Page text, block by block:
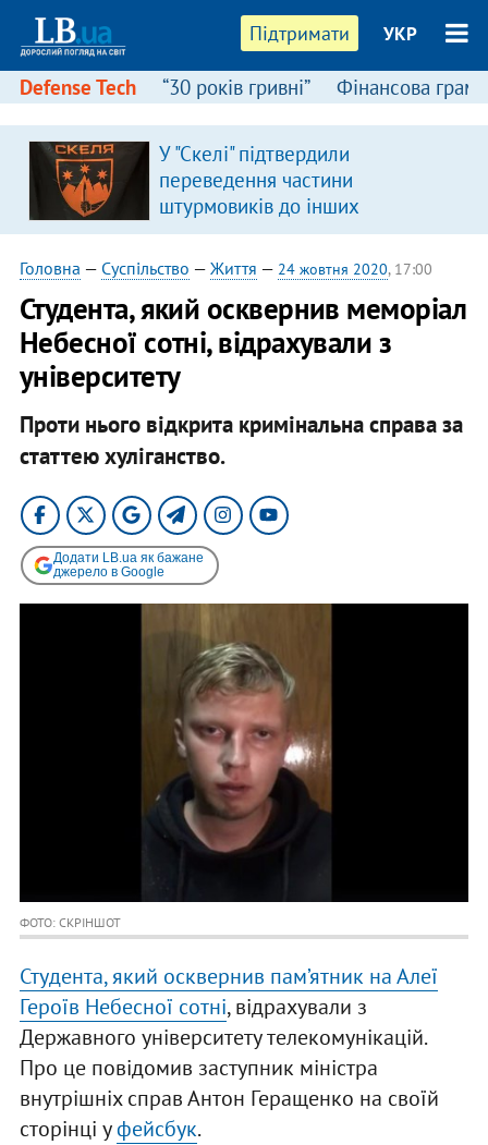
Підтримати УКР
Defense Tech “30 років гривні” Фінансова
У "Скелі" підтвердили
переведення частини
штурмовиків до інших
підрозділів
Головна — Суспільство — Життя — 24 жовтня 2020, 17:00
Студента, який осквернив меморіал
Небесної сотні, відрахували з
університету
Проти нього відкрита кримінальна справа за
статтею хуліганство.
Додати LB.ua як бажане
джерело в Google
ФОТО: СКРІНШОТ
Студента, який осквернив пам’ятник на Алеї
Героїв Небесної сотні, відрахували з
Державного університету телекомунікацій.
Про це повідомив заступник міністра
внутрішніх справ Антон Геращенко на своїй
сторінці уфейсбук.